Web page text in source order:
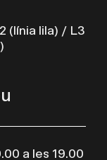
(línia lila) / L3
a les 19.00